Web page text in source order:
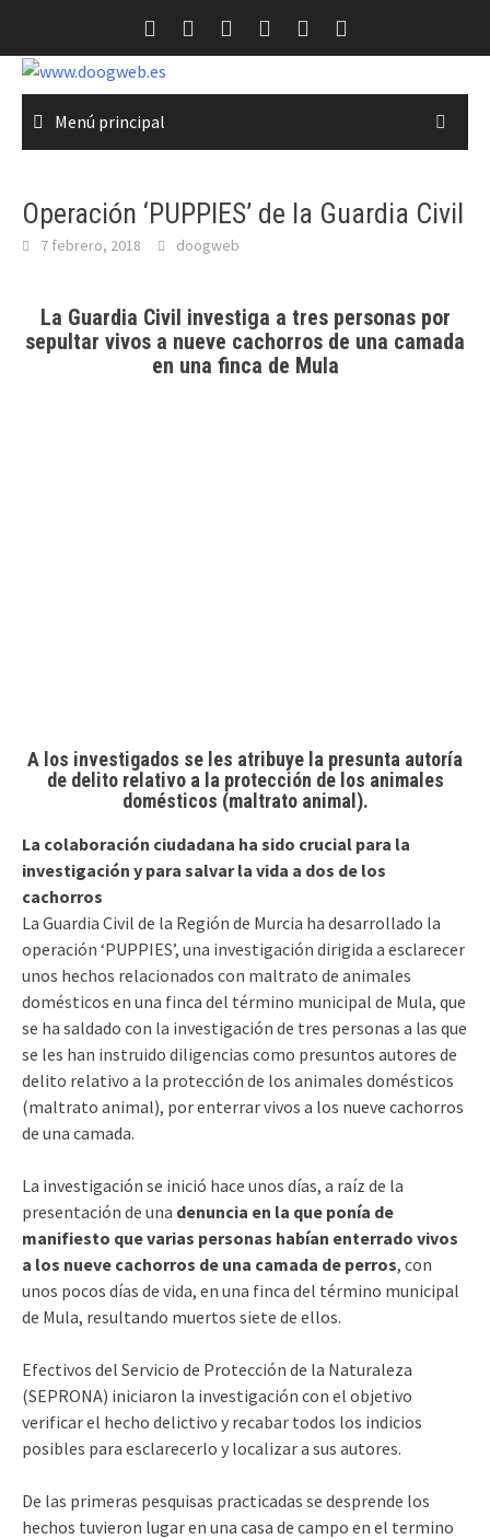
contenido
Menú principal
Operación ‘PUPPIES’ de la Guardia Civil
7 febrero, 2018 doogweb
La Guardia Civil investiga a tres personas por
sepultar vivos a nueve cachorros de una camada
en una finca de Mula
A los investigados se les atribuye la presunta autoría
de delito relativo a la protección de los animales
domésticos (maltrato animal).
La colaboración ciudadana ha sido crucial para la
investigación y para salvar la vida a dos de los
cachorros
La Guardia Civil de la Región de Murcia ha desarrollado la
operación ‘PUPPIES’, una investigación dirigida a esclarecer
unos hechos relacionados con maltrato de animales
domésticos en una finca del término municipal de Mula, que
se ha saldado con la investigación de tres personas a las que
se les han instruido diligencias como presuntos autores de
delito relativo a la protección de los animales domésticos
(maltrato animal), por enterrar vivos a los nueve cachorros
de una camada.
La investigación se inició hace unos días, a raíz de la
presentación de una denuncia en la que ponía de
manifiesto que varias personas habían enterrado vivos
a los nueve cachorros de una camada de perros, con
unos pocos días de vida, en una finca del término municipal
de Mula, resultando muertos siete de ellos.
Efectivos del Servicio de Protección de la Naturaleza
(SEPRONA) iniciaron la investigación con el objetivo
verificar el hecho delictivo y recabar todos los indicios
posibles para esclarecerlo y localizar a sus autores.
De las primeras pesquisas practicadas se desprende los
hechos tuvieron lugar en una casa de campo en el termino